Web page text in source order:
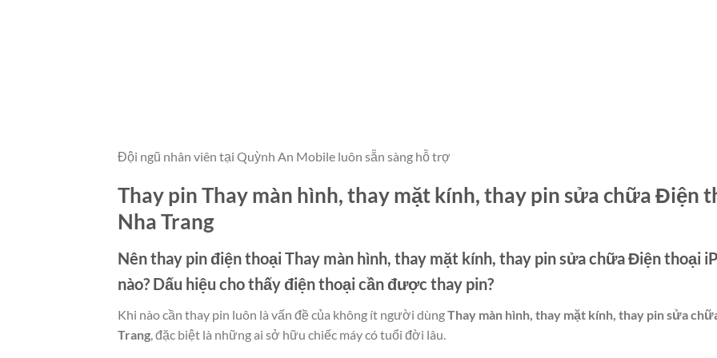
Đội ngũ nhân viên tại Quỳnh An Mobile luôn sẵn sàng hỗ trợ
Thay pin Thay màn hình, thay mặt kính, thay pin sửa chữa Điện
Nha Trang
Nên thay pin điện thoạiThay màn hình, thay mặt kính, thay pin sửa chữa Điện thoại
nào? Dấu hiệu cho thấy điện thoại cần được thay pin?
Khi nào cần thay pin luôn là vấn đề của không ít người dùngThay màn hình, thay mặt kính, thay pin sửa
Trang, đặc biệt là những ai sở hữu chiếc máy có tuổi đời lâu.